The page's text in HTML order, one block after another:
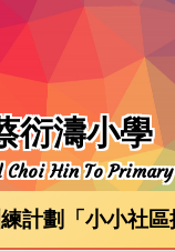
衍濤小學
Hin To
計劃「小小社區